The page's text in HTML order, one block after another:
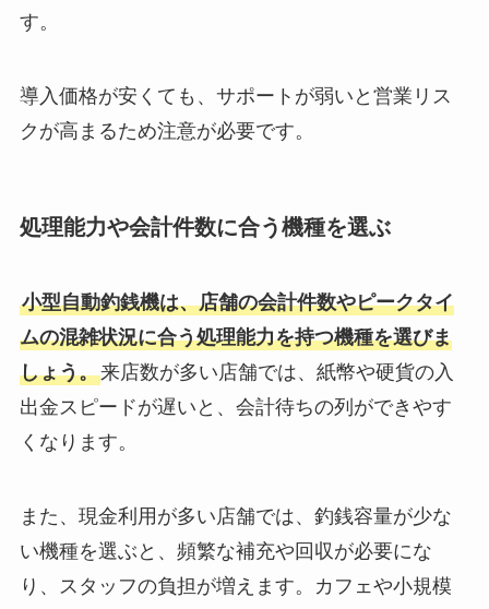
す。
導入価格が安くても、サポートが弱いと営業リス
クが高まるため注意が必要です。
処理能力や会計件数に合う機種を選ぶ
小型自動釣銭機は、店舗の会計件数やピークタイ
ムの混雑状況に合う処理能力を持つ機種を選びま
しょう。来店数が多い店舗では、紙幣や硬貨の入
出金スピードが遅いと、会計待ちの列ができやす
くなります。
また、現金利用が多い店舗では、釣銭容量が少な
い機種を選ぶと、頻繁な補充や回収が必要にな
り、スタッフの負担が増えます。カフェや小規模